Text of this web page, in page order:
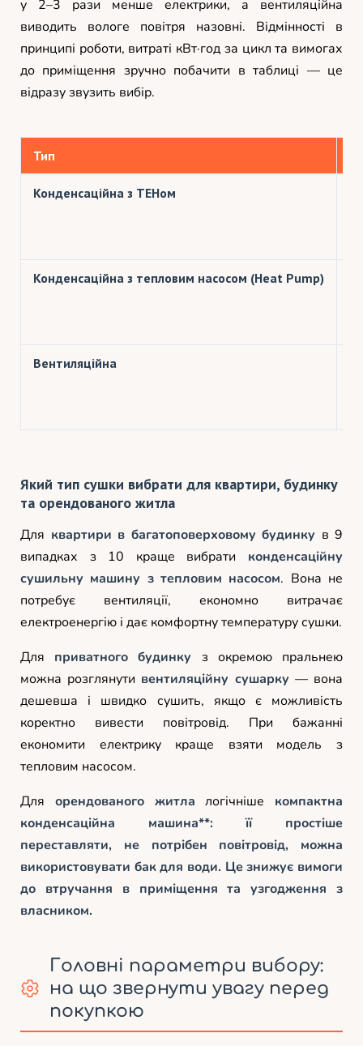
у 2–3 рази менше електрики, а вентиляційна
виводить вологе повітря назовні. Відмінності в
принципі роботи, витраті кВт·год за цикл та вимогах
до приміщення зручно побачити в таблиці — це
відразу звузить вибір.
Тип
Конденсаційна з ТЕНом
Конденсаційна з тепловим насосом (Heat Pump)
Вентиляційна
Який тип сушки вибрати для квартири, будинку
та орендованого житла
Для квартири в багатоповерховому будинку в 9
випадках з 10 краще вибрати конденсаційну
сушильну машину з тепловим насосом. Вона не
потребує вентиляції, економно витрачає
електроенергію і дає комфортну температуру сушки.
Для приватного будинку з окремою пральнею
можна розглянути вентиляційну сушарку — вона
дешевша і швидко сушить, якщо є можливість
коректно вивести повітровід. При бажанні
економити електрику краще взяти модель з
тепловим насосом.
Для орендованого житла логічніше компактна
конденсаційна машина**: її простіше
переставляти, не потрібен повітровід, можна
використовувати бак для води. Це знижує вимоги
до втручання в приміщення та узгодження з
власником.
Головні параметри вибору:
на що звернути увагу перед
покупкою